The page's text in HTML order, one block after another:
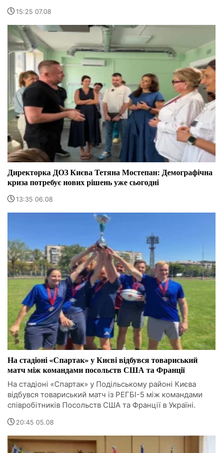
15:25 07.08
Директорка ДОЗ Києва Тетяна Мостепан: Демографічна
криза потребує нових рішень уже сьогодні
13:35 06.08
На стадіоні «Спартак» у Києві відбувся товариський
матч між командами посольств США та Франції
На стадіоні «Спартак» у Подільському районі Києва
відбувся товариський матч із РЕГБІ-5 між командами
співробітників Посольств США та Франції в Україні.
20:45 05.08